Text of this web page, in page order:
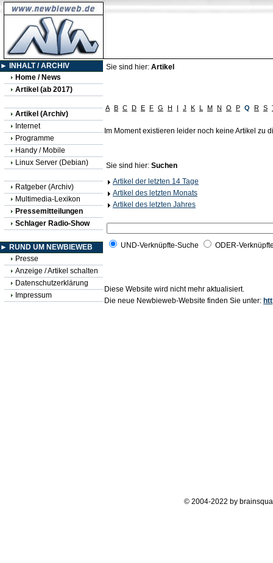
► INHALT / ARCHIV
Home / News
Artikel (ab 2017)
Artikel (Archiv)
Internet
Programme
Handy / Mobile
Linux Server (Debian)
Ratgeber (Archiv)
Multimedia-Lexikon
Pressemitteilungen
Schlager Radio-Show
► RUND UM NEWBIEWEB
Presse
Anzeige / Artikel schalten
Datenschutzerklärung
Impressum
Sie sind hier: Artikel
A B C D E F G H I J K L M N O P Q R S
Im Moment existieren leider noch keine Artikel zu
Sie sind hier: Suchen
Artikel der letzten 14 Tage
Artikel des letzten Monats
Artikel des letzten Jahres
UND-Verknüpfte-Suche ODER-
Diese Website wird nicht mehr aktualisiert.
Die neue Newbieweb-Website finden Sie unter:
© 2004-2022 by